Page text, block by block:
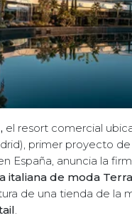
el resort comercial
primer proyecto de
España, anuncia la
italiana de moda
de una tienda de la